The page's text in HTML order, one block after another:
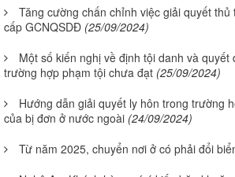
Tăng cường chấn chỉnh việc giải quyết thủ
cấp GCNQSDĐ (25/09/2024)
Một số kiến nghị về định tội danh và
trường hợp phạm tội chưa đạt (25/09/2024)
Hướng dẫn giải quyết ly hôn trong trường
của bị đơn ở nước ngoài (24/09/2024)
Từ năm 2025, chuyển nơi ở có phải đổi